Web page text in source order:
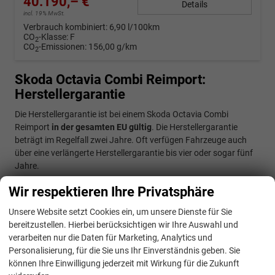
incl. 19% MwSt.
Details
Verbrauch kombiniert: 6,90 l/100km
CO2-Klasse: F
CO2-Emissionen: 156,00 g/km
Skoda Octavia Combi Reimport:
Herstellergarantie
Die Herstellergarantie ist bei einem Skoda Octavia Combi
Reimport in der gesamten EU gültig. Die Herstellergarantie
beträgt im Regelfall zwei Jahre. Oft verfügen Fahrzeuge auch
über eine verlängerte Herstellergarantie bis vier oder sogar fünf
Jahre.
Skoda Octavia Combi Jahreswagen oder
Reimport: was ist günstiger?
Bei einem Jahreswagen handelt es sich häufig um einen
Leasingrückläufer. In der Regel sind Jahreswagen deutlich
günstiger als Neuwagen. Allerdings handelt es sich dabei um
einen Gebrauchtwagen und Sie können nicht mehr von der
Wir respektieren Ihre Privatsphäre
Unsere Website setzt Cookies ein, um unsere Dienste für Sie
bereitzustellen. Hierbei berücksichtigen wir Ihre Auswahl und
verarbeiten nur die Daten für Marketing, Analytics und
Personalisierung, für die Sie uns Ihr Einverständnis geben. Sie
können Ihre Einwilligung jederzeit mit Wirkung für die Zukunft